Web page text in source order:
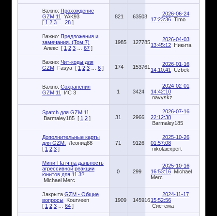
Важно: Прохождение
GZM 11
YAK93
[ 1 2 3 28 ]
821 63503
2026-06-24
17:23:36 Timo
Важно: Предложения и
замечания. (Том 7)
Алекс [ 1 2 3 67 ]
1985 127785
2026-04-03
13:45:12 Никита
Важно: Чит-коды для
GZM Fasya [ 1 2 3 6 ] 174 153761
2026-01-16
14:10:41
Uzbek
Важно: Сохранения
GZM 11
ИС 3 1 3424
2024-02-01
14:42:10
navyskz
Spatch для GZM 11
Barmaley185 [ 1 2 ] 31 2966
2026-07-16
22:12:38
Barmaley185
Дополнительные карты
для GZM.
Леонид88
[ 1 2 3 ]
71 9126
2025-10-26
01:57:08
nikolaiexpert
Мини-Патч на дальность
агрессивной реакции
юнитов для 11.3?
Michael Merc
0 299
2025-10-16
16:53:16 Michael
Merc
Закрыта GZM - Общие
вопросы Kourveen
[ 1 2 3 64 ]
1909 145916
2024-11-17
15:52:56
Система